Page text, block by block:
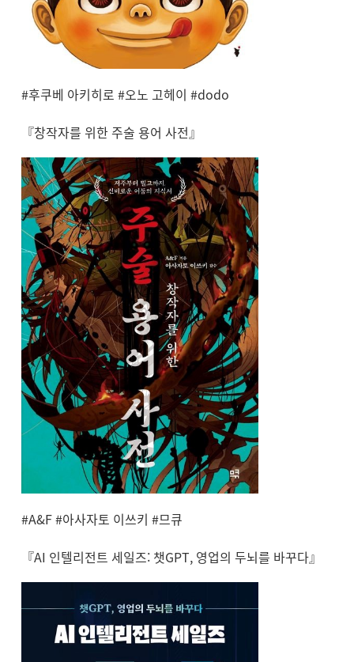
#후쿠베 아키히로 #오노 고헤이 #dodo
『창작자를 위한 주술 용어 사전』
#A&F #아사자토 이쓰키 #므큐
『AI 인텔리전트 세일즈: 챗GPT, 영업의 두뇌를 바꾸다』